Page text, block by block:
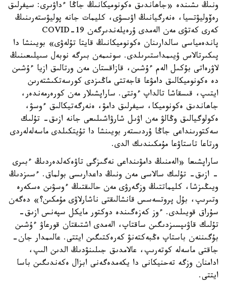
ونىڭ ىشىندە «جاھاندىق ەكونوميكانىڭ جاڭا ءداۋىرى: سيفرلىق
رەۆوليۋتسيا، ەنەرگيانىڭ اۋىسۋى، كليمات جانە پوليۋستەرىنىڭ
كەرى كەتۋى مەن الەمدى ۇرەيلەندىرگەن COVID-19
پاندەمياسى سالدارىنان ەكونوميكانىڭ قايتا تۇلەۋى» بويىنشا دا
پىكىرتالاس ۇيىمداستىرىلدى. سونىمەن بىرگە نوبەل سىيلىعىنىڭ
لاۋرەاتى بۇكىل الەم ءۇشىن، قازاقستان مەن ورتالىق ازيا ءۇشىن
دە ەكونوميكالىق دامۋعا قاجەتتى ماڭىزدى كورسەتكىشتەرىن
ايتىپ، قىسقاشا تالداپ ءوتتى. ساراپشىلار مەن كورەرمەندەر،
جاھاندىق ەكونوميكا، سيفرلىق دامۋ، ەنەرگەتيكالىق ءوسۋ،
ەكولوگيالىق وڭالۋ مەن اۋىل شارۋاشىلىعى جانە ازىق- تۇلىك
سەكتورىنداعى جاڭا ۇردىستەر بويىنشا دا تۇيتكىلدى ماسەلەلەردى
ورتاعا تاستاۋعا مۇمكىندىك الدى.
ساراپشىعا «الەمنىڭ دامۋىنداعى نەگىزگى تاۋەكەلدەردىڭ ءبىرى
- ازىق- تۇلىك سالاسى مەن ونىڭ داعدارىسى بولماق. ءسىزدىڭ
ويىڭىزشا، كليماتتىڭ وزگەرۋى مەن حالىقتىڭ ءوسۋىن ەسكەرە
وتىرىپ، بۇل پروتسەسس قانشالىقتى ناشارلاۋى مۇمكىن؟» دەگەن
سۇراق قويىلدى. ءوز كەزەگىندە دوكتور مايكل سپەنس ازىق-
تۇلىك قاۋىپسىزدىگىن ساقتاپ، الەمدى اشتىقتان قورعاۋ ءۇشىن
بۇگىننەن باستاپ ەڭبەكتەنۋ كەرەكتىگىن ايتتى. عالىمدار جان-
جاقتى ماسەلە كوتەرىپ، عالامدىق جىلىنۋدىڭ الدىن الىپ،
ادامنان وزگە تەحنيكانى دا يكەمدەگەنى ابزال ەكەندىگىن باسا
ايتتى.